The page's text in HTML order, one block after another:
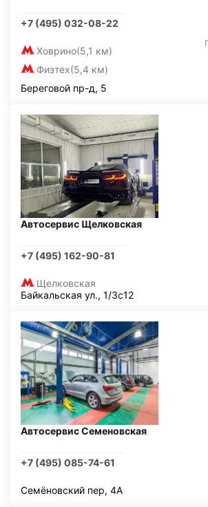
+7 (495) 032-08-22
Ховрино(5,1 км)
Физтех(5,4 км)
Береговой пр-д, 5
Автосервис Щелковская
+7 (495) 162-90-81
Щелковская
Байкальская ул., 1/3с12
Автосервис Семеновская
+7 (495) 085-74-61
Семёновский пер, 4А